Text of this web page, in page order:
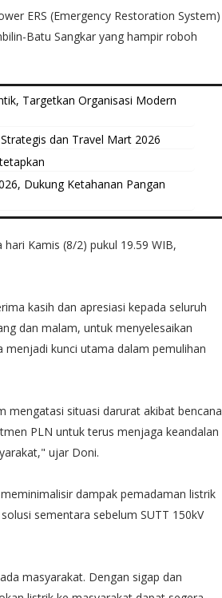
ERS (Emergency Restoration System)
Batu Sangkar yang hampir roboh
Targetkan Organisasi Modern
dan Travel Mart 2026
Dukung Ketahanan Pangan
Kamis (8/2) pukul 19.59 WIB,
kasih dan apresiasi kepada seluruh
dan malam, untuk menyelesaikan
menjadi kunci utama dalam pemulihan
mengatasi situasi darurat akibat bencana
PLN untuk terus menjaga keandalan
ujar Doni.
dampak pemadaman listrik
sementara sebelum SUTT 150kV
masyarakat. Dengan sigap dan